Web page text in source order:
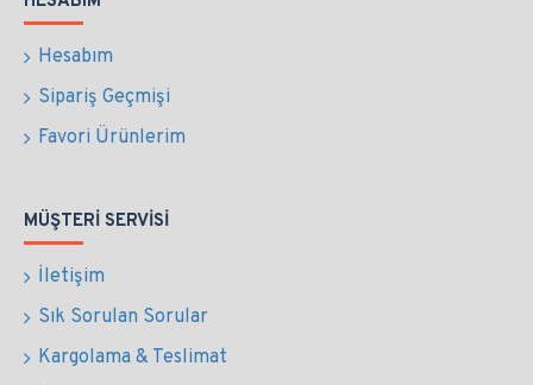
Hesabım
Sipariş Geçmişi
Favori Ürünlerim
MÜŞTERI SERVISI
İletişim
Sık Sorulan Sorular
Kargolama & Teslimat